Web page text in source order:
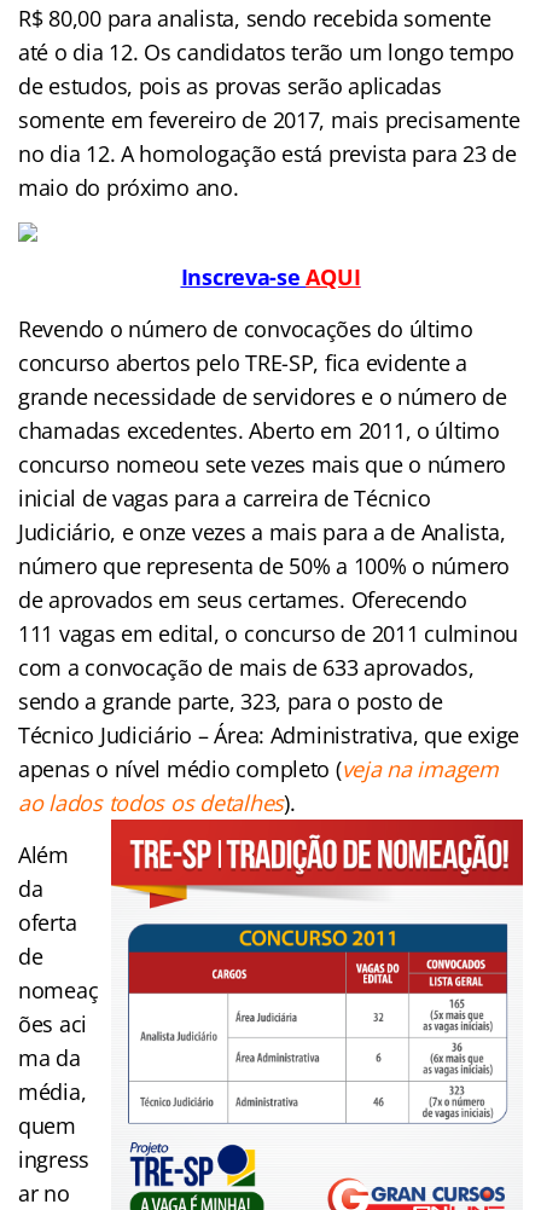
R$ 80,00 para analista, sendo recebida somente
até o dia 12. Os candidatos terão um longo tempo
de estudos, pois as provas serão aplicadas
somente em fevereiro de 2017, mais precisamente
no dia 12. A homologação está prevista para 23 de
maio do próximo ano.
Inscreva-seAQUI
Revendo o número de convocações do último
concurso abertos pelo TRE-SP, fica evidente a
grande necessidade de servidores e o número de
chamadas excedentes. Aberto em 2011, o último
concurso nomeou sete vezes mais que o número
inicial de vagas para a carreira de Técnico
Judiciário, e onze vezes a mais para a de Analista,
número que representa de 50% a 100% o número
de aprovados em seus certames. Oferecendo
111 vagas em edital, o concurso de 2011 culminou
com a convocação de mais de 633 aprovados,
sendo a grande parte, 323, para o posto de
Técnico Judiciário – Área: Administrativa, que exige
apenas o nível médio completo (veja na imagem
ao lados todos os detalhes).
Além
da
oferta
de
nomeaç
ões aci
ma da
média,
quem
ingress
ar no